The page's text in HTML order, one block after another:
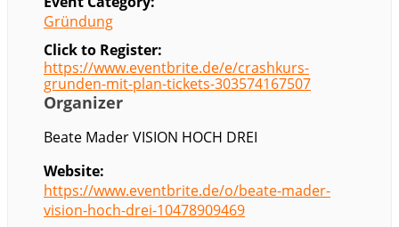
Gründung
Click to Register:
https://www.eventbrite.de/e/crashkurs-
grunden-mit-plan-tickets-303574167507
Organizer
Beate Mader VISION HOCH DREI
Website:
https://www.eventbrite.de/o/beate-mader-
vision-hoch-drei-10478909469